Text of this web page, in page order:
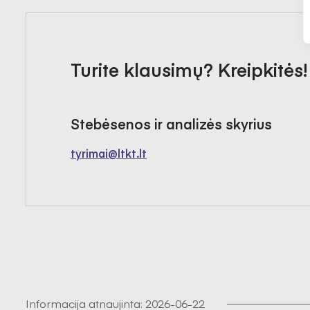
Turite klausimų? Kreipkitės!
Stebėsenos ir analizės skyrius
tyrimai@ltkt.lt
Informacija atnaujinta: 2026-06-22